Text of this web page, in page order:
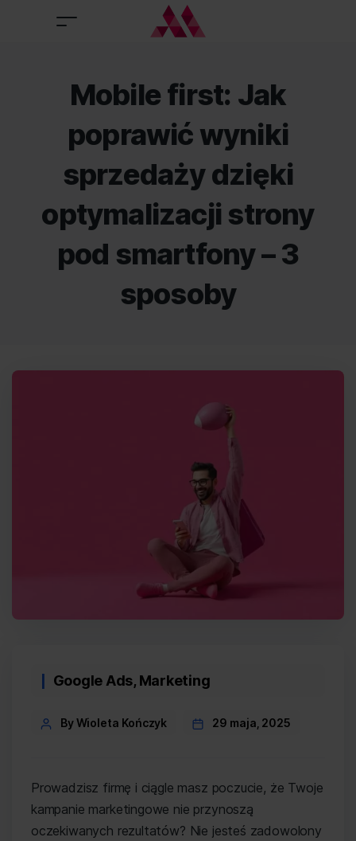
Mobile first: Jak
poprawić wyniki
sprzedaży dzięki
optymalizacji strony
pod smartfony – 3
sposoby
Categories
Google Ads, Marketing
PostBy Wioleta Kończyk 29 maja, 2025
Prowadzisz firmę i ciągle masz poczucie, że Twoje
kampanie marketingowe nie przynoszą
oczekiwanych rezultatów? Nie jesteś zadowolony